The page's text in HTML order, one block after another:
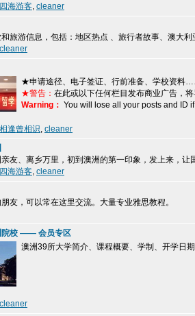
四海游客, cleaner
和旅游信息，包括：地区热点 、旅行者故事、澳大
cleaner
★申请途径、电子签证、行前准备、学校资料
★警告： 在此或以下任何栏目发布商业广告，
Warning： You will lose all your posts and ID
相逢曾相识, cleaner
友、离乡万里，初到澳洲的第一印象，发上来，
四海游客, cleaner
友，可以常在这里交流。大量专业雅思教程。
院校 —— 会员专区
澳洲39所大学简介、课程概要、学制、开学
cleaner